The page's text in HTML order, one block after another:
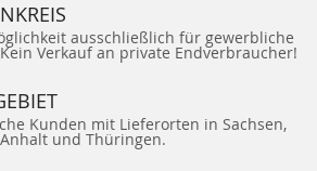
ausschließlich für gewerbliche
Verkauf an private Endverbraucher!
Kunden mit Lieferorten in Sachsen,
und Thüringen.